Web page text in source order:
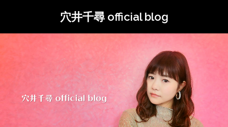
テ
穴井千尋 official blog